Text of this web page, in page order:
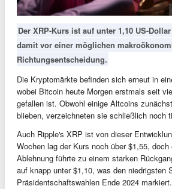
Der XRP-Kurs ist auf unter 1,10 US-
damit vor einer möglichen
Richtungsentscheidung.
Die Kryptomärkte befinden sich erneut in
wobei Bitcoin heute Morgen erstmals seit
gefallen ist. Obwohl einige Altcoins
blieben, verzeichneten sie schließlich noch
Auch Ripple's XRP ist von dieser
Wochen lag der Kurs noch über $1,55,
Ablehnung führte zu einem starken
auf knapp unter $1,10, was den niedrigsten
Präsidentschaftswahlen Ende 2024 markiert.